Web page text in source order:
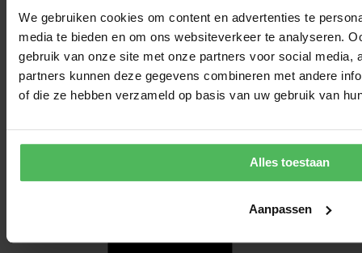
We gebruiken cookies om content en advertenties te
media te bieden en om ons websiteverkeer te analyseren.
gebruik van onze site met onze partners voor social media,
partners kunnen deze gegevens combineren met andere
of die ze hebben verzameld op basis van uw gebruik van
Alles toestaan
Aanpassen